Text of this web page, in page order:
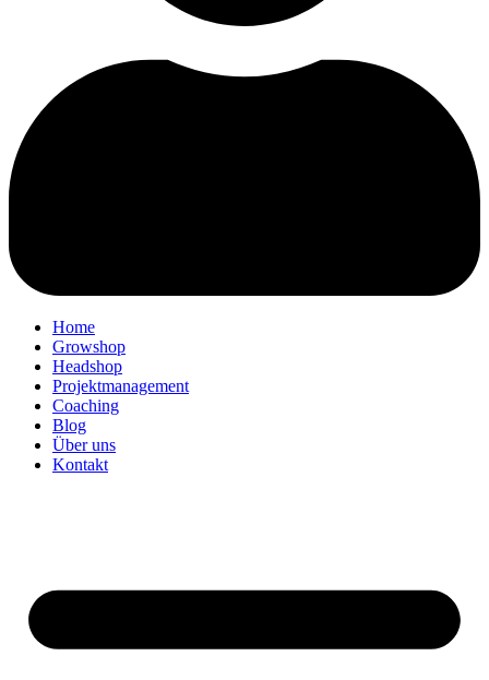
Home
Growshop
Headshop
Projektmanagement
Coaching
Blog
Über uns
Kontakt